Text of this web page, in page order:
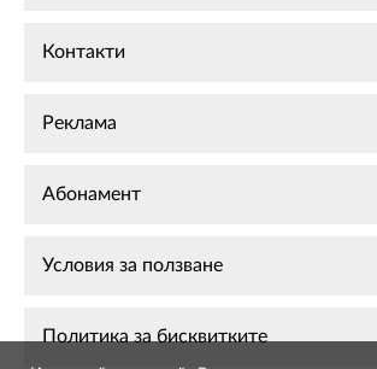
Контакти
Реклама
Абонамент
Условия за ползване
Политика за бисквитките